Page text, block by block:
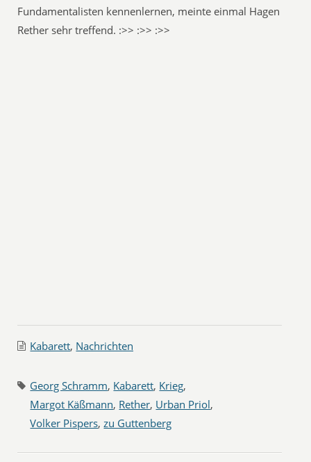
Fundamentalisten kennenlernen, meinte einmal Hagen
Rether sehr treffend. :>> :>> :>>
Kabarett, Nachrichten
Georg Schramm, Kabarett, Krieg,
Margot Käßmann, Rether, Urban Priol,
Volker Pispers,zu Guttenberg